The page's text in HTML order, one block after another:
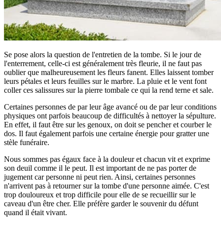
Se pose alors la question de l'entretien de la tombe. Si le jour de
l'enterrement, celle-ci est généralement très fleurie, il ne faut pas
oublier que malheureusement les fleurs fanent. Elles laissent tomber
leurs pétales et leurs feuilles sur le marbre. La pluie et le vent font
coller ces salissures sur la pierre tombale ce qui la rend terne et sale.
Certaines personnes de par leur âge avancé ou de par leur conditions
physiques ont parfois beaucoup de difficultés à nettoyer la sépulture.
En effet, il faut être sur les genoux, on doit se pencher et courber le
dos. Il faut également parfois une certaine énergie pour gratter une
stèle funéraire.
Nous sommes pas égaux face à la douleur et chacun vit et exprime
son deuil comme il le peut. Il est important de ne pas porter de
jugement car personne ni peut rien. Ainsi, certaines personnes
n'arrivent pas à retourner sur la tombe d'une personne aimée. C'est
trop douloureux et trop difficile pour elle de se recueillir sur le
caveau d'un être cher. Elle préfère garder le souvenir du défunt
quand il était vivant.